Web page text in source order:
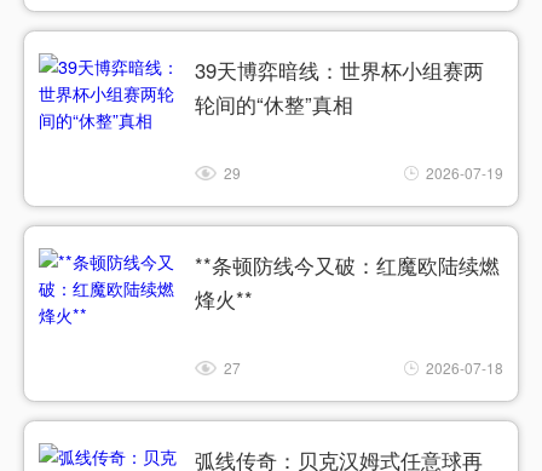
39天博弈暗线：世界杯小组赛两
轮间的“休整”真相
29 2026-07-19
**条顿防线今又破：红魔欧陆续燃
烽火**
27 2026-07-18
弧线传奇：贝克汉姆式任意球再